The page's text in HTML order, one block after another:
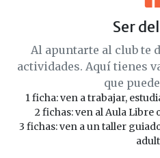
Ser
Al apuntarte al club te
actividades. Aquí tienes
que
1 ficha: ven a trabajar,
2 fichas: ven al Aula Libre
3 fichas: ven a un taller